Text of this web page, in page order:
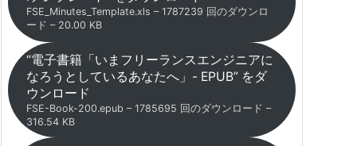
FSE_Minutes_Template.xls – 1787239 回のダウンロ
ード – 20.00 KB
“電子書籍「いまフリーランスエンジニアに
なろうとしているあなたへ」- EPUB” をダ
ウンロード
FSE-Book-200.epub – 1785695 回のダウンロード –
316.54 KB